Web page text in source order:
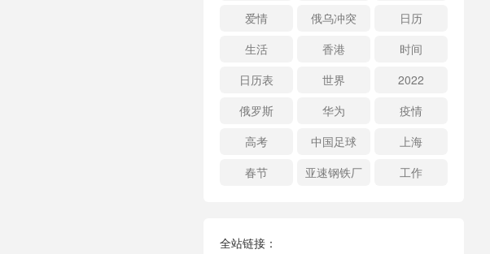
爱情
俄乌冲突
日历
生活
香港
时间
日历表
世界
2022
俄罗斯
华为
疫情
高考
中国足球
上海
春节
亚速钢铁厂 工作
全站链接：